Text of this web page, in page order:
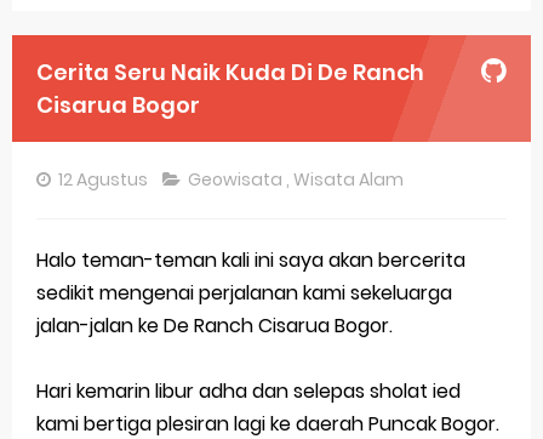
Pembahasan Soal OSN-K Geografi 2025 No 31-35
Pembahasan Soal OSN-K Geografi 2025 No 26-30
Pembahasan Soal OSN-K Geografi 2025 No 16-20
Pembahasan Soal OSN-K Geografi 2025 No 11-15
Pembahasan Soal OSN-K Geografi 2025 No 1-5
Cerita Seru Naik Kuda Di De Ranch
Cisarua Bogor
12 Agustus Geowisata , Wisata Alam
Halo teman-teman kali ini saya akan bercerita
sedikit mengenai perjalanan kami sekeluarga
jalan-jalan ke De Ranch Cisarua Bogor.
Hari kemarin libur adha dan selepas sholat ied
kami bertiga plesiran lagi ke daerah Puncak Bogor.